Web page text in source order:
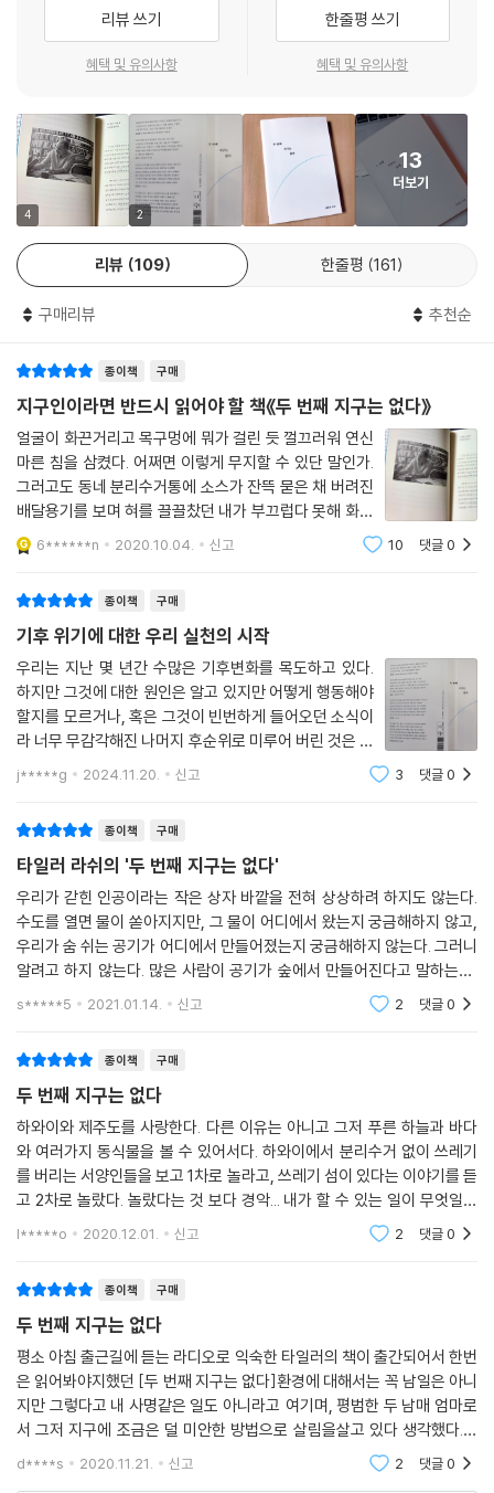
종이부터 잉크까지, 친환경 출판 실천
든 과정에서 환경을 고려했다. 환경에 관한 메시지를 가장 친환경적인 형
태 안에 담기 위해 저자는 디자인과 제작 전반에 적극 참여했다. 타일러는
FSC 인증 등 친환경 제작 방식과 잉크 사용을 획기적으로 줄인 디자인을
책에 사용한 모든 종이는 가장 엄격한 친환경 국제 인증인 FSC®인증을 획
득했다. FSC 인증은 산림자원 보존과 환경 보호를 위해 국제산림관리협의
증이다. FSC 인증 종이를 사용하면 지속가능한 방식으로 관리된 나무를
인쇄했으며, 불필요한 종이 낭비를 막기 위해 띠지를 생략하고 종이 손실
이 적은 판형을 선택했다.
리뷰 쓰기
혜택 및 유의사항
한줄평 쓰기
혜택 및 유의사항
4 2
13
더보기
리뷰 109 한줄평 161
구매리뷰 추천순
종이책 구매
지구인이라면 반드시 읽어야 할 책《두 번째 지구는 없다》
얼굴이 화끈거리고 목구멍에 뭐가 걸린 듯 껄끄러워 연신
마른 침을 삼켰다. 어쩌면 이렇게 무지할 수 있단 말인가.
그러고도 동네 분리수거통에 소스가 잔뜩 묻은 채 버려진
배달용기를 보며 혀를 끌끌찼던 내가 부끄럽다 못해 화가
났다. 친환경제품 구입, 음식물쓰레기 최소화, 미니멀리
즘에 얹져 탄소포인트제까지 가입해 나름 생활 속 실천을
6******n 2020.10.04. 신고 10 댓글0
종이책 구매
기후 위기에 대한 우리 실천의 시작
우리는 지난 몇 년간 수많은 기후변화를 목도하고 있다.
하지만 그것에 대한 원인은 알고 있지만 어떻게 행동해야
할지를 모르거나, 혹은 그것이 빈번하게 들어오던 소식이
라 너무 무감각해진 나머지 후순위로 미루어 버린 것은 아
닌지 한번 생각해보아야 할 것 같다. 지난 2020년 첫 출간
된 [두 번째 지구는 없다]는 방송인 "타일러 라쉬"의 평소
j*****g 2024.11.20. 신고 3 댓글0
종이책 구매
타일러 라쉬의 '두 번째 지구는 없다'
우리가 갇힌 인공이라는 작은 상자 바깥을 전혀 상상하려 하지도 않는다.
수도를 열면 물이 쏟아지지만, 그 물이 어디에서 왔는지 궁금해하지 않고,
우리가 숨 쉬는 공기가 어디에서 만들어졌는지 궁금해하지 않는다. 그러니
알려고 하지 않는다. 많은 사람이 공기가 숲에서 만들어진다고 말하는데,
사실 가장 많은 산소가 만들어지는 곳은 바다이다. 바다에서 작은 플랑크
s*****5 2021.01.14. 신고 2 댓글0
종이책 구매
두 번째 지구는 없다
하와이와 제주도를 사랑한다. 다른 이유는 아니고 그저 푸른 하늘과 바다
와 여러가지 동식물을 볼 수 있어서다. 하와이에서 분리수거 없이 쓰레기
를 버리는 서양인들을 보고 1차로 놀라고, 쓰레기 섬이 있다는 이야기를 듣
고 2차로 놀랐다. 놀랐다는 것 보다 경악... 내가 할 수 있는 일이 무엇일까
늘 고민하는데, 최대한 지구와 관련된 일에 대해 목소리를 내려고 한다. 너
l*****o 2020.12.01. 신고 2 댓글0
종이책 구매
두 번째 지구는 없다
평소 아침 출근길에 듣는 라디오로 익숙한 타일러의 책이 출간되어서 한번
은 읽어봐야지했던 [두 번째 지구는 없다]환경에 대해서는 꼭 남일은 아니
지만 그렇다고 내 사명같은 일도 아니라고 여기며, 평범한 두 남매 엄마로
서 그저 지구에 조금은 덜 미안한 방법으로 살림을살고 있다 생각했다.책
을 읽으며 내가 앞으로 남은 삶을 살기에 그리고 우리 아이들이 성장하며
d****s 2020.11.21. 신고 2 댓글0